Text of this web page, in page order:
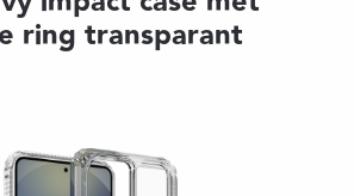
ring transparant